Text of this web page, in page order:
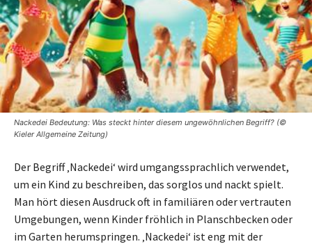
Nackedei Bedeutung: Was steckt hinter diesem ungewöhnlichen Begriff? (©
Kieler Allgemeine Zeitung)
Der Begriff ‚Nackedei‘ wird umgangssprachlich verwendet,
um ein Kind zu beschreiben, das sorglos und nackt spielt.
Man hört diesen Ausdruck oft in familiären oder vertrauten
Umgebungen, wenn Kinder fröhlich in Planschbecken oder
im Garten herumspringen. ‚Nackedei‘ ist eng mit der